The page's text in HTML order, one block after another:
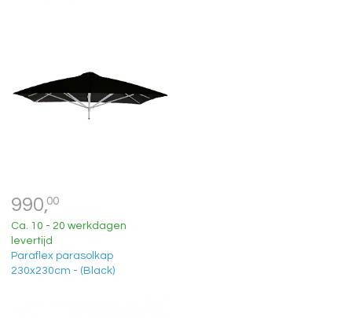
990,00
Ca. 10 - 20 werkdagen
levertijd
Paraflex parasolkap
230x230cm - (Black)